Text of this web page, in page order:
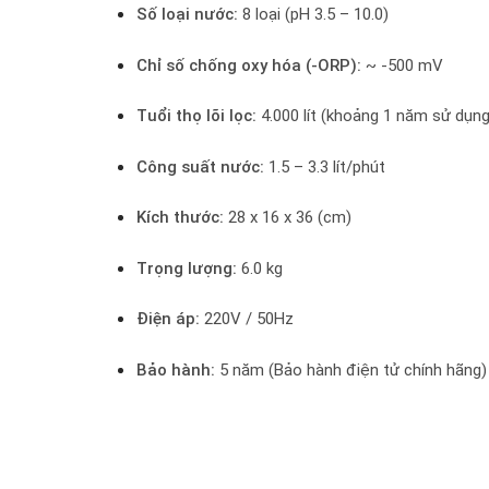
Số loại nước: 8 loại (pH 3.5 – 10.0)
Chỉ số chống oxy hóa (-ORP): ~ -500 mV
Tuổi thọ lõi lọc: 4.000 lít (khoảng 1 năm sử
Công suất nước: 1.5 – 3.3 lít/phút
Kích thước: 28 x 16 x 36 (cm)
Trọng lượng: 6.0 kg
Điện áp: 220V / 50Hz
Bảo hành: 5 năm (Bảo hành điện tử chính hãng)